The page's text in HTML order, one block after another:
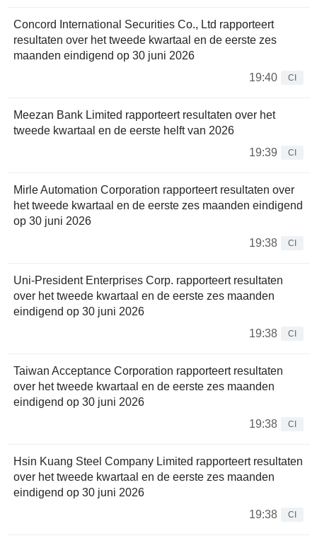
Concord International Securities Co., Ltd rapporteert
resultaten over het tweede kwartaal en de eerste zes
maanden eindigend op 30 juni 2026
19:40
CI
Meezan Bank Limited rapporteert resultaten over het
tweede kwartaal en de eerste helft van 2026
19:39
CI
Mirle Automation Corporation rapporteert resultaten over
het tweede kwartaal en de eerste zes maanden eindigend
op 30 juni 2026
19:38
CI
Uni-President Enterprises Corp. rapporteert resultaten
over het tweede kwartaal en de eerste zes maanden
eindigend op 30 juni 2026
19:38
CI
Taiwan Acceptance Corporation rapporteert resultaten
over het tweede kwartaal en de eerste zes maanden
eindigend op 30 juni 2026
19:38
CI
Hsin Kuang Steel Company Limited rapporteert resultaten
over het tweede kwartaal en de eerste zes maanden
eindigend op 30 juni 2026
19:38
CI